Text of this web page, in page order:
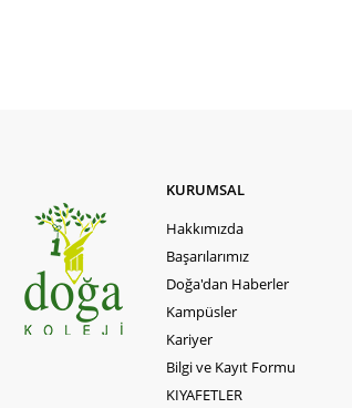
KURUMSAL
Hakkımızda
Başarılarımız
Doğa'dan Haberler
Kampüsler
Kariyer
Bilgi ve Kayıt Formu
KIYAFETLER